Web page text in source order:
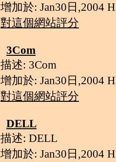
增加於: Jan30日,2004
對這個網站評分
3Com
描述: 3Com
增加於: Jan30日,2004
對這個網站評分
DELL
描述: DELL
增加於: Jan30日,2004